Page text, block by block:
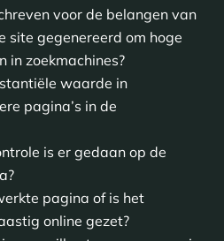
voor de belangen van
site gegenereerd om hoge
in zoekmachines?
waarde in
pagina’s in de
is er gedaan op de
pagina of is het
online gezet?